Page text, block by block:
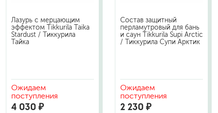
Лазурь с мерцающим
эффектом Tikkurila Taika
Stardust / Тиккурила
Тайка
Ожидаем
поступления
4 030 ₽
Состав защитный
перламутровый для бань
и саун Tikkurila Supi Arctic
/ Тиккурила Супи Арктик
Ожидаем
поступления
2 230 ₽